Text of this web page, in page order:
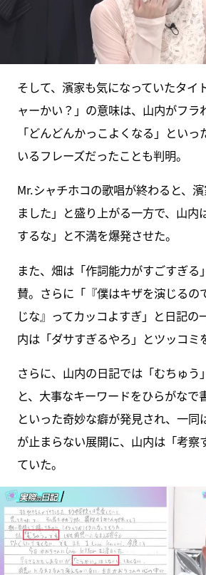
そして、濱家も気になっていたタイ
ャーかい？」の意味は、山内がフラ
「どんどんかっこよくなる」とい
いるフレーズだったことも判明。
Mr.シャチホコの歌唱が終わると、
ました」と盛り上がる一方で、山内
するな」と不満を爆発させた。
また、畑は「作詞能力がすごすぎる
賛。さらに「『僕はキザを演じるの
じな』ってカッコよすぎ」と日記の
内は「ダサすぎるやろ」とツッコミ
さらに、山内の日記では「むちゅう
と、大事なキーワードをひらがなで
といった奇妙な癖が発見され、一同
が止まらない展開に、山内は「考察
ていた。